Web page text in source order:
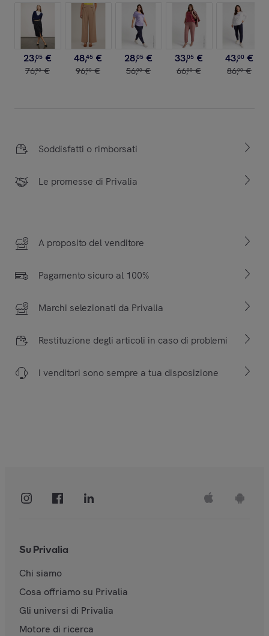
23,05 €
76,90 €
48,45 €
96,90 €
28,05 €
56,00 €
33,05 €
66,00 €
43,00 €
86,00 €
Soddisfatti o rimborsati
Le promesse di Privalia
A proposito del venditore
Pagamento sicuro al 100%
Marchi selezionati da Privalia
Restituzione degli articoli in caso di problemi
I venditori sono sempre a tua disposizione
Su Privalia
Chi siamo
Cosa offriamo su Privalia
Gli universi di Privalia
Motore di ricerca